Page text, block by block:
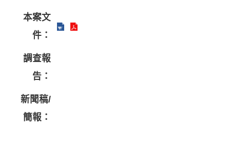
本案文
件：
調查報
告：
新聞稿/
簡報：